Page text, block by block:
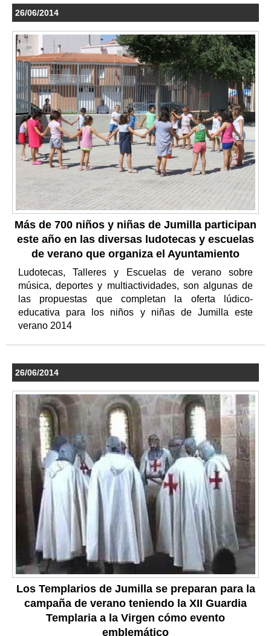
26/06/2014
Más de 700 niños y niñas de Jumilla participan
este año en las diversas ludotecas y escuelas
de verano que organiza el Ayuntamiento
Ludotecas, Talleres y Escuelas de verano sobre
música, deportes y multiactividades, son algunas de
las propuestas que completan la oferta lúdico-
educativa para los niños y niñas de Jumilla este
verano 2014
26/06/2014
Los Templarios de Jumilla se preparan para la
campaña de verano teniendo la XII Guardia
Templaria a la Virgen cómo evento
emblemático